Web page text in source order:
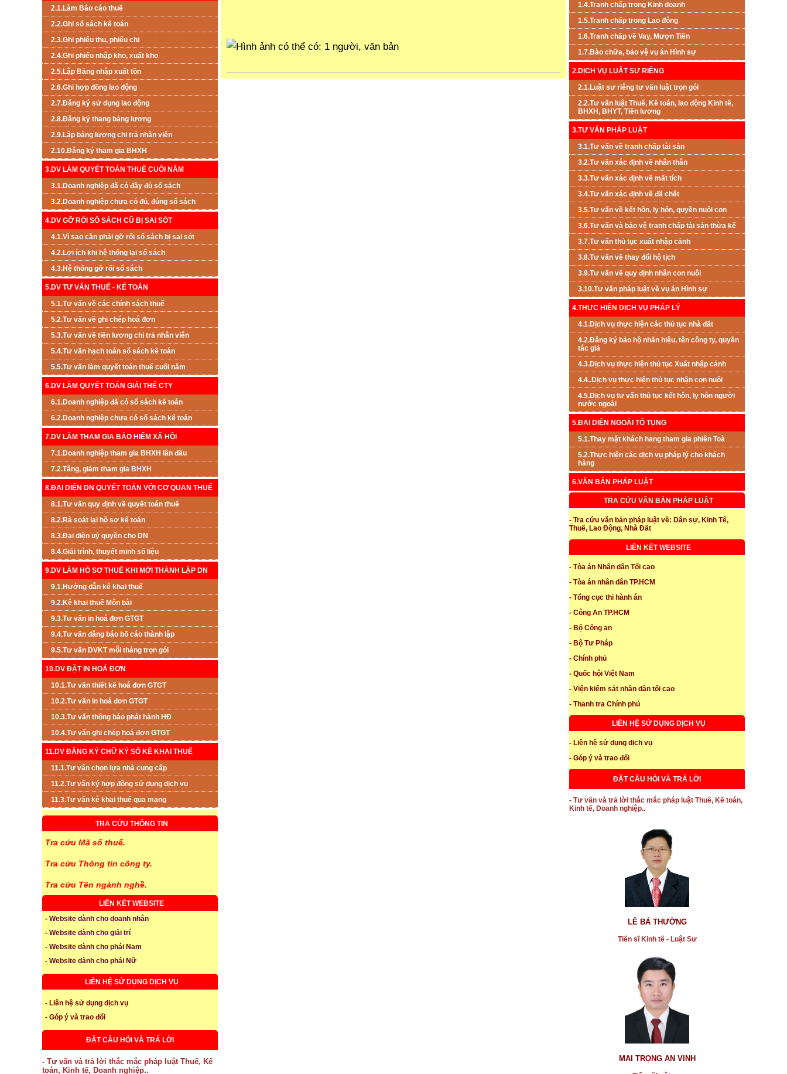
2.1.Làm Báo cáo thuế
2.2.Ghi sổ sách kế toán
2.3.Ghi phiếu thu, phiếu chi
2.4.Ghi phiếu nhập kho, xuất kho
2.5.Lập Bảng nhập xuất tồn
2.6.Ghi hợp đồng lao động
2.7.Đăng ký sử dụng lao động
2.8.Đăng ký thang bảng lương
2.9.Lập bảng lương chi trả nhân viên
2.10.Đăng ký tham gia BHXH
3.DV LÀM QUYẾT TOÁN THUẾ CUỐI NĂM
3.1.Doanh nghiệp đã có đầy đủ sổ sách
3.2.Doanh nghiệp chưa có đủ, đúng sổ sách
4.DV GỠ RỐI SỔ SÁCH CŨ BỊ SAI SÓT
4.1.Vì sao cần phải gỡ rối sổ sách bị sai sót
4.2.Lợi ích khi hệ thống lại sổ sách
4.3.Hệ thống gỡ rối sổ sách
5.DV TƯ VẤN THUẾ - KẾ TOÁN
5.1.Tư vấn về các chính sách thuế
5.2.Tư vấn về ghi chép hoá đơn
5.3.Tư vấn về tiền lương chi trả nhân viên
5.4.Tư vấn hạch toán sổ sách kế toán
5.5.Tư vấn làm quyết toán thuế cuối năm
6.DV LÀM QUYẾT TOÁN GIẢI THỂ CTY
6.1.Doanh nghiệp đã có sổ sách kế toán
6.2.Doanh nghiệp chưa có sổ sách kế toán
7.DV LÀM THAM GIA BẢO HIỂM XÃ HỘI
7.1.Doanh nghiệp tham gia BHXH lần đầu
7.2.Tăng, giảm tham gia BHXH
8.ĐẠI DIỆN DN QUYẾT TOÁN VỚI CƠ QUAN THUẾ
8.1.Tư vấn quy định về quyết toán thuế
8.2.Rà soát lại hồ sơ kế toán
8.3.Đại diện uỷ quyền cho DN
8.4.Giải trình, thuyết minh số liệu
9.DV LÀM HỒ SƠ THUẾ KHI MỚI THÀNH LẬP DN
9.1.Hướng dẫn kê khai thuế
9.2.Kê khai thuế Môn bài
9.3.Tư vấn in hoá đơn GTGT
9.4.Tư vấn đăng báo bố cáo thành lập
9.5.Tư vấn DVKT mỗi tháng trọn gói
10.DV ĐẶT IN HOÁ ĐƠN
10.1.Tư vấn thiết kế hoá đơn GTGT
10.2.Tư vấn in hoá đơn GTGT
10.3.Tư vấn thông báo phát hành HĐ
10.4.Tư vấn ghi chép hoá đơn GTGT
11.DV ĐĂNG KÝ CHỮ KÝ SỐ KÊ KHAI THUẾ
11.1.Tư vấn chọn lựa nhà cung cấp
11.2.Tư vấn ký hợp đồng sử dụng dịch vụ
11.3.Tư vấn kê khai thuế qua mạng
TRA CỨU THÔNG TIN
Tra cứu Mã số thuế.
Tra cứu Thông tin công ty.
Tra cứu Tên ngành nghề.
LIÊN KẾT WEBSITE
- Website dành cho doanh nhân
- Website dành cho giải trí
- Website dành cho phái Nam
- Website dành cho phái Nữ
LIÊN HỆ SỬ DỤNG DỊCH VỤ
- Liên hệ sử dụng dịch vụ
- Góp ý và trao đổi
ĐẶT CÂU HỎI VÀ TRẢ LỜI
- Tư vấn và trả lời thắc mắc pháp luật Thuế, Kế
toán, Kinh tế, Doanh nghiệp..
1.4.Tranh chấp trong Kinh doanh
1.5.Tranh chấp trong Lao đông
1.6.Tranh chấp về Vay, Mượn Tiền
1.7.Bào chữa, bảo vệ vụ án Hình sự
2.DỊCH VỤ LUẬT SƯ RIÊNG
2.1.Luật sư riêng tư vấn luật trọn gói
2.2.Tư vấn luật Thuế, Kế toán, lao động Kinh tế,
BHXH, BHYT, Tiền lương
3.TƯ VẤN PHÁP LUẬT
3.1.Tư vấn về tranh chấp tài sản
3.2.Tư vấn xác định về nhân thân
3.3.Tư vấn xác định về mất tích
3.4.Tư vấn xác định về đã chết
3.5.Tư vấn về kết hôn, ly hôn, quyền nuôi con
3.6.Tư vấn và bảo vệ tranh chấp tài sản thừa kế
3.7.Tư vấn thủ tục xuất nhập cảnh
3.8.Tư vấn về thay đổi hộ tịch
3.9.Tư vấn về quy định nhân con nuôi
3.10.Tư vấn pháp luật về vụ án Hình sự
4.THỰC HIỆN DỊCH VỤ PHÁP LÝ
4.1.Dịch vụ thực hiện các thủ tục nhà đất
4.2.Đăng ký bảo hộ nhãn hiệu, tên công ty, quyền
tác giả
4.3.Dịch vụ thực hiện thủ tục Xuất nhập cảnh
4.4..Dịch vụ thực hiện thủ tục nhận con nuôi
4.5.Dịch vụ tư vấn thủ tục kết hôn, ly hôn người
nước ngoài
5.ĐẠI DIỆN NGOÀI TỐ TỤNG
5.1.Thay mặt khách hang tham gia phiên Toà
5.2.Thực hiện các dịch vụ pháp lý cho khách
hàng
6.VĂN BẢN PHÁP LUẬT
TRA CỨU VĂN BẢN PHÁP LUẬT
- Tra cứu văn bản pháp luật về: Dân sự, Kinh Tế,
Thuế, Lao Động, Nhà Đất
LIÊN KẾT WEBSITE
- Tòa án Nhân dân Tối cao
- Tòa án nhân dân TP.HCM
- Tổng cục thi hành án
- Công An TP.HCM
- Bộ Công an
- Bộ Tư Pháp
- Chính phủ
- Quốc hội Việt Nam
- Viện kiểm sát nhân dân tối cao
- Thanh tra Chính phủ
LIÊN HỆ SỬ DỤNG DỊCH VỤ
- Liên hệ sử dụng dịch vụ
- Góp ý và trao đổi
ĐẶT CÂU HỎI VÀ TRẢ LỜI
- Tư vấn và trả lời thắc mắc pháp luật Thuế, Kế toán,
Kinh tế, Doanh nghiệp..
LÊ BÁ THƯỜNG
Tiến sĩ Kinh tế - Luật Sư
MAI TRỌNG AN VINH
* Chúng ta lái xe gắn máy có phải mua bảo hiểm
* Hành vi hủy hoại môi trường nghiêm trọng có thể bị
* Vụ án tạt axit hủy hoại đời thiếu nữ ở Đồng Nai
* Chủ tịch UBND Q4 bị kiện ra tòa
* Phân tích về tình hình thị trường chứng khoán tuần